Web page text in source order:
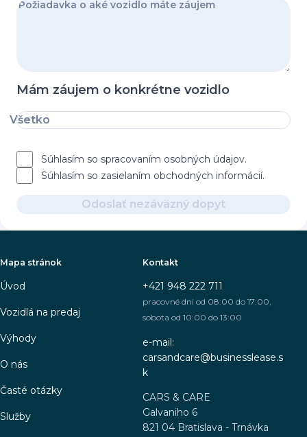
Mám záujem o konkrétne vozidlo
Všetko
Súhlasím so spracovaním osobných údajov.
Súhlasím so zasielaním obchodných informácií.
Odoslať nezáväzný dopyt
Mapa stránok
Úvod
Vozidlá na predaj
Výhody
O nás
Časté otázky
Služby
Kontakt
+421 948 222 711
pracovné dni od 08:00 do 17:00,
sobota od 10:00 do 13:00
e-mail:
carsandcare@businesslease.s
k
CARS & CARE
Galvaniho 6
821 04 Bratislava - Trnávka